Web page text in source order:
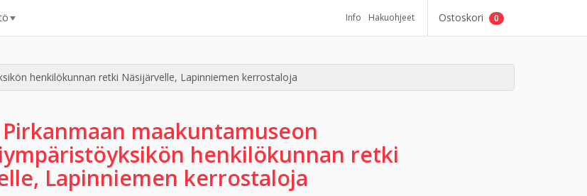
Info Hakuohjeet Ostoskori 0
henkilökunnan retki Näsijärvelle, Lapinniemen kerrostaloja
Pirkanmaan maakuntamuseon
henkilökunnan retki
Lapinniemen kerrostaloja